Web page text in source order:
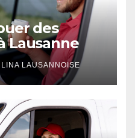
des
Lausanne
LAUSANNOISE